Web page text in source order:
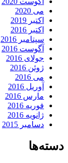
می 2020
اکتبر 2019
اکتبر 2016
سپتامبر 2016
آگوست 2016
جولای 2016
ژوئن 2016
می 2016
آوریل 2016
مارس 2016
فوریه 2016
ژانویه 2016
دسامبر 2015
دسته‌ها